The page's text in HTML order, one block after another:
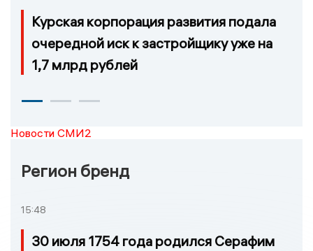
Курская корпорация развития подала
очередной иск к застройщику уже на
1,7 млрд рублей
Новости СМИ2
Регион бренд
15:48
30 июля 1754 года родился Серафим